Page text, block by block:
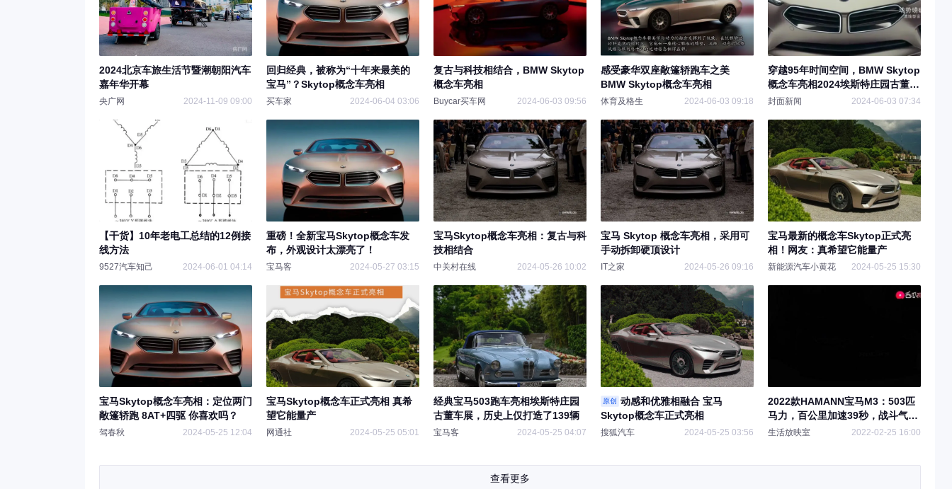
2024北京车旅生活节暨潮朝阳汽车
嘉年华开幕
央广网 2024-11-09 09:00
回归经典，被称为“十年来最美的
宝马”？Skytop概念车亮相
买车家 2024-06-04 03:06
复古与科技相结合，BMW Skytop
概念车亮相
Buycar买车网 2024-06-03 09:56
感受豪华双座敞篷轿跑车之美
BMW Skytop概念车亮相
体育及格生 2024-06-03 09:18
穿越95年时间空间，BMW Skytop
概念车亮相2024埃斯特庄园古董车
展
封面新闻 2024-06-03 07:34
【干货】10年老电工总结的12例接
线方法
9527汽车知己 2024-06-01 04:14
重磅！全新宝马Skytop概念车发
布，外观设计太漂亮了！
宝马客 2024-05-27 03:15
宝马Skytop概念车亮相：复古与科
技相结合
中关村在线 2024-05-26 10:02
宝马 Skytop 概念车亮相，采用可
手动拆卸硬顶设计
IT之家 2024-05-26 09:16
宝马最新的概念车Skytop正式亮
相！网友：真希望它能量产
新能源汽车小黄花 2024-05-25 15:30
宝马Skytop概念车亮相：定位两门
敞篷轿跑 8AT+四驱 你喜欢吗？
驾春秋 2024-05-25 12:04
宝马Skytop概念车正式亮相 真希
望它能量产
网通社 2024-05-25 05:01
经典宝马503跑车亮相埃斯特庄园
古董车展，历史上仅打造了139辆
宝马客 2024-05-25 04:07
原创
动感和优雅相融合 宝马
Skytop概念车正式亮相
搜狐汽车 2024-05-25 03:56
2022款HAMANN宝马M3：503匹
马力，百公里加速39秒，战斗气息
拉满
生活放映室 2022-02-25 16:00
查看更多